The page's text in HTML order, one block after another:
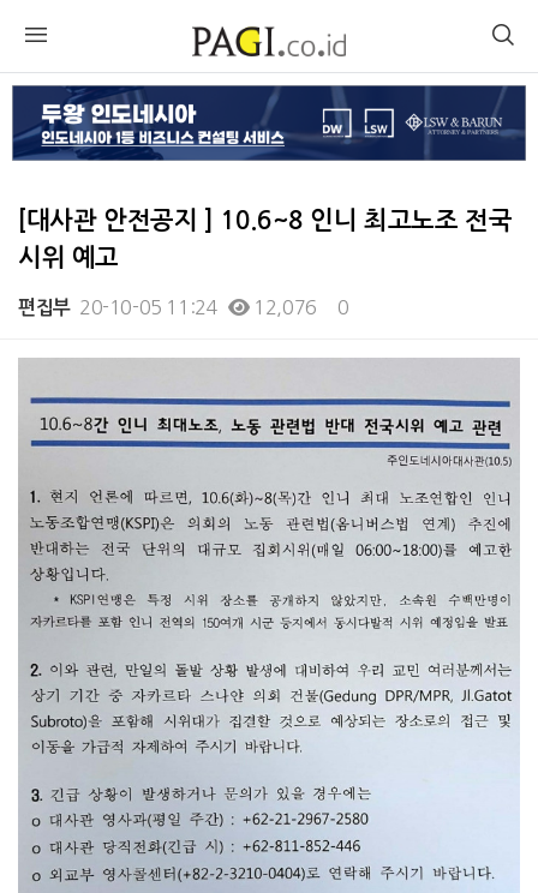
[대사관 안전공지 ] 10.6~8 인니 최고노조 전국
시위 예고
편집부 20-10-05 11:24 12,076 0